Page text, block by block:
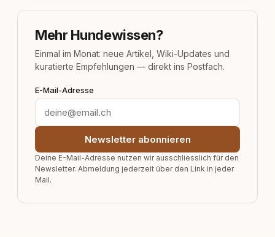
Mehr Hundewissen?
Einmal im Monat: neue Artikel, Wiki-Updates und
kuratierte Empfehlungen — direkt ins Postfach.
E-Mail-Adresse
Newsletter abonnieren
Deine E-Mail-Adresse nutzen wir ausschliesslich für den
Newsletter. Abmeldung jederzeit über den Link in jeder
Mail.